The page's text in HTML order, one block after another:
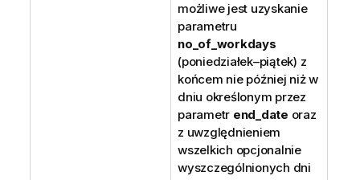
możliwe jest uzyskanie
parametru
no_of_workdays
(poniedziałek–piątek) z
końcem nie później niż w
dniu określonym przez
parametr end_date oraz
z uwzględnieniem
wszelkich opcjonalnie
wyszczególnionych dni